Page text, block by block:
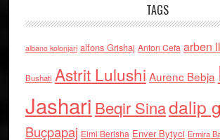
TAGS
albano kolonjari alfons Grishaj Anton Cefa arben
Bushati Astrit Lulushi Aurenc Bebja
Jashari Beqir Sinadalip
Buçpapaj Elmi Berisha Enver Bytyci Ermira